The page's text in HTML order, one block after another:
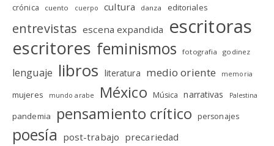
crónica cuento cuerpo cultura danza editoriales
entrevistas escena expandida escritoras
escritores feminismos fotografia godinez
lenguaje libros literatura medio oriente memoria
mujeres mundo arabe México Música narrativas Palestina
pandemia pensamiento crítico personajes
poesía post-trabajo precariedad